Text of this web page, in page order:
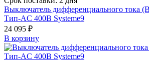
Выключатель дифференциального тока
Тип-AC 400В Systeme9
24 095 ₽
В корзинy